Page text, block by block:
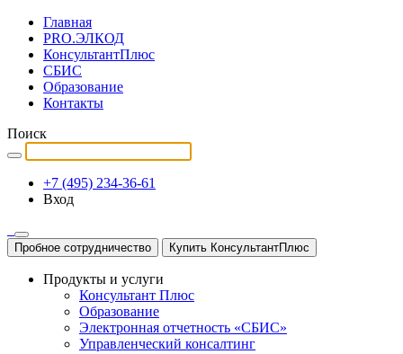
Главная
PRO.ЭЛКОД
КонсультантПлюс
СБИС
Образование
Контакты
Поиск
+7 (495) 234-36-61
Вход
Пробное сотрудничество Купить КонсультантПлюс
Продукты и услуги
Консультант Плюс
Образование
Электронная отчетность «СБИС»
Управленческий консалтинг